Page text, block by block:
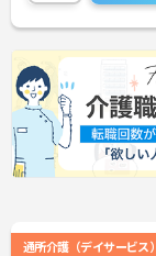
通所介護（デイサービス）